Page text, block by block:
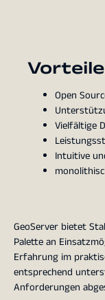
Open
Vielfältige
Intuitive
GeoServer bietet
Palette an
Erfahrung im
entsprechend
Anforderungen